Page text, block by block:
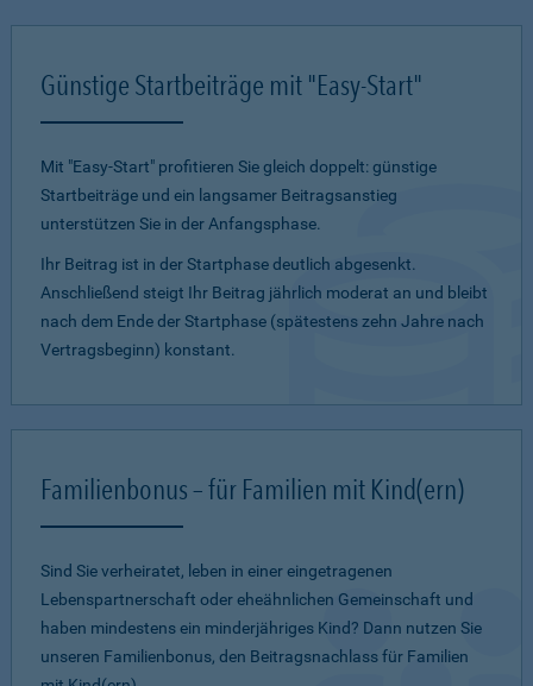
Günstige Startbeiträge mit "Easy-Start"
Mit "Easy-Start" profitieren Sie gleich doppelt: günstige
Startbeiträge und ein lang­samer Beitragsanstieg
unterstützen Sie in der Anfangsphase.
Ihr Beitrag ist in der Startphase deutlich abgesenkt.
Anschließend steigt Ihr Beitrag jährlich moderat an und bleibt
nach dem Ende der Startphase (spätestens zehn Jahre nach
Vertragsbeginn) konstant.
Familienbonus – für Familien mit Kind(ern)
Sind Sie verheiratet, leben in einer eingetragenen
Lebenspartnerschaft oder eheähnlichen Gemeinschaft und
haben mindestens ein minderjähriges Kind? Dann nutzen Sie
unseren Familienbonus, den Beitragsnachlass für Familien